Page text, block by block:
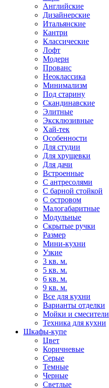
Английские
Дизайнерские
Итальянские
Кантри
Классические
Лофт
Модерн
Прованс
Неоклассика
Минимализм
Под старину
Скандинавские
Элитные
Эксклюзивные
Хай-тек
Особенности
Для студии
Для хрущевки
Для дачи
Встроенные
С антресолями
С барной стойкой
С островом
Малогабаритные
Модульные
Скрытые ручки
Размер
Мини-кухни
Узкие
3 кв. м.
5 кв. м.
6 кв. м.
9 кв. м.
Все для кухни
Варианты отделки
Мойки и смесители
Техника для кухни
Шкафы-купе
Цвет
Коричневые
Серые
Темные
Черные
Светлые